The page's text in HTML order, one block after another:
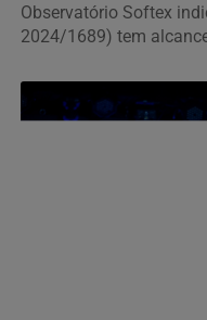
Observatório Softex
2024/1689) tem